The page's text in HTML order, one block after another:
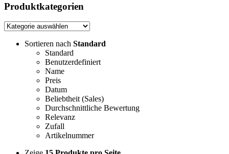
Sortieren nach Standard
Standard
Benutzerdefiniert
Name
Preis
Datum
Beliebtheit (Sales)
Durchschnittliche Bewertung
Relevanz
Zufall
Artikelnummer
Produktkategorien